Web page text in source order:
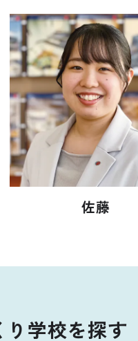
佐藤
り学校を探す